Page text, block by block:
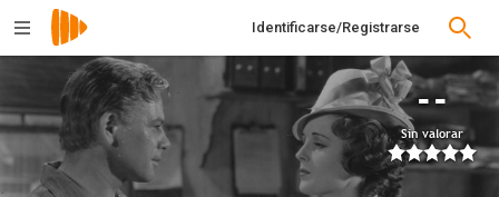
Identificarse/Registrarse
--
Sin valorar